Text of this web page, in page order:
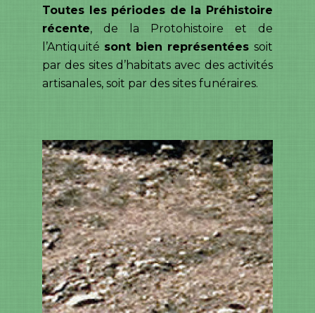
Toutes les périodes de la Préhistoire
récente, de la Protohistoire et de
l’Antiquité sont bien représentées soit
par des sites d’habitats avec des activités
artisanales, soit par des sites funéraires.